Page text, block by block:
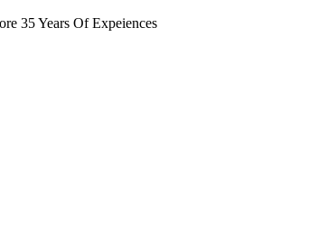
35 Years Of Expeiences